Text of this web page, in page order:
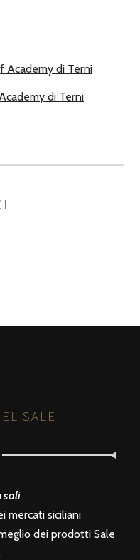
Academy di Terni
di Terni
SALE
sali
mercati siciliani
dei prodotti Sale